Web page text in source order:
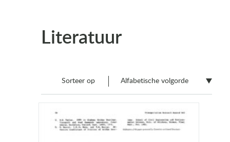
Literatuur
Sorteer op Alfabetische volgorde